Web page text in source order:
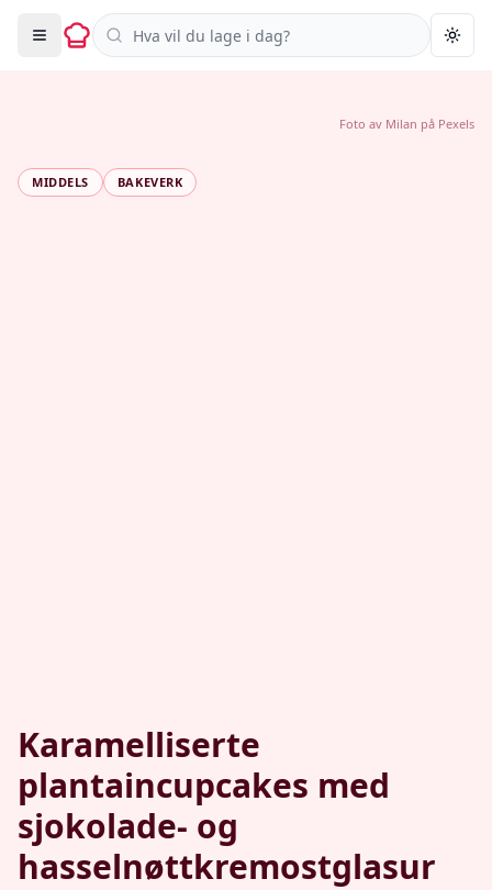
Søk i oppskrifter
MIDDELS BAKEVERK
Karamelliserte
plantaincupcakes med
sjokolade- og
hasselnøttkremostglasur
Foto av Milan på Pexels